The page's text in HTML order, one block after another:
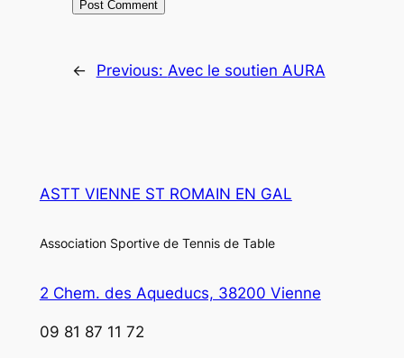
← Previous: Avec le soutien AURA
ASTT VIENNE ST ROMAIN EN GAL
Association Sportive de Tennis de Table
2 Chem. des Aqueducs, 38200 Vienne
09 81 87 11 72